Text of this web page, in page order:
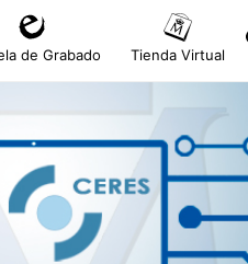
de Grabado Tienda Virtual